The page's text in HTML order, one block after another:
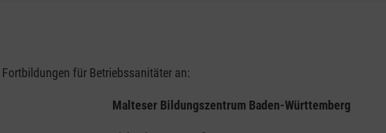
für Betriebssanitäter an:
Malteser Bildungszentrum Baden-Württemberg